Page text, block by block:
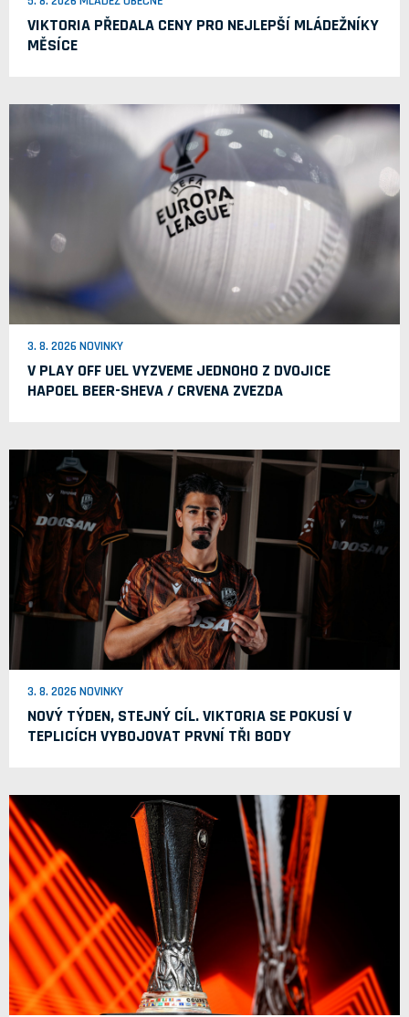
VIKTORIA PŘEDALA CENY PRO NEJLEPŠÍ MLÁDEŽNÍKY
MĚSÍCE
3. 8. 2026 NOVINKY
V PLAY OFF UEL VYZVEME JEDNOHO Z DVOJICE
HAPOEL BEER-SHEVA / CRVENA ZVEZDA
3. 8. 2026 NOVINKY
NOVÝ TÝDEN, STEJNÝ CÍL. VIKTORIA SE POKUSÍ V
TEPLICÍCH VYBOJOVAT PRVNÍ TŘI BODY